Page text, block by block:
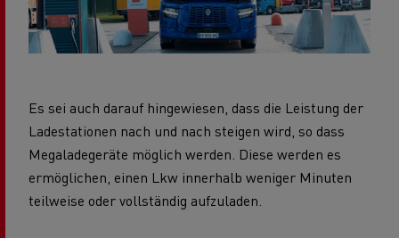
Es sei auch darauf hingewiesen, dass die Leistung der
Ladestationen nach und nach steigen wird, so dass
Megaladegeräte möglich werden. Diese werden es
ermöglichen, einen Lkw innerhalb weniger Minuten
teilweise oder vollständig aufzuladen.